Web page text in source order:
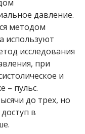
давление.
методом
используют
исследования
при
и
– пульс.
до трех, но
в